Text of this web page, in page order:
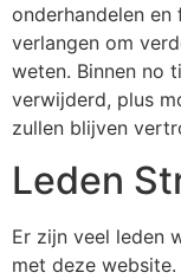
onderhandelen
verlangen om
weten. Binnen no
verwijderd, plus
zullen blijven
Leden
Er zijn veel leden
met deze